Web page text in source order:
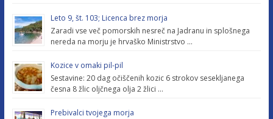
Leto 9, št. 103; Licenca brez morja
Zaradi vse več pomorskih nesreč na Jadranu in splošnega
nereda na morju je hrvaško Ministrstvo …
Kozice v omaki pil-pil
Sestavine: 20 dag očiščenih kozic 6 strokov sesekljanega
česna 8 žlic oljčnega olja 2 žlici …
Prebivalci tvojega morja